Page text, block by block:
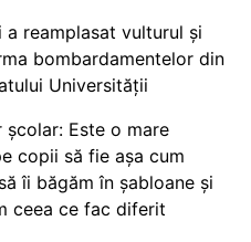
reamplasat vulturul și
bombardamentelor din
Universității
școlar: Este o mare
copii să fie așa cum
îi băgăm în șabloane și
ceea ce fac diferit